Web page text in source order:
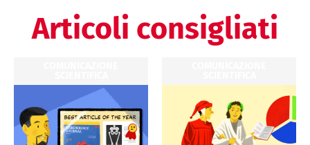
Articoli consigliati